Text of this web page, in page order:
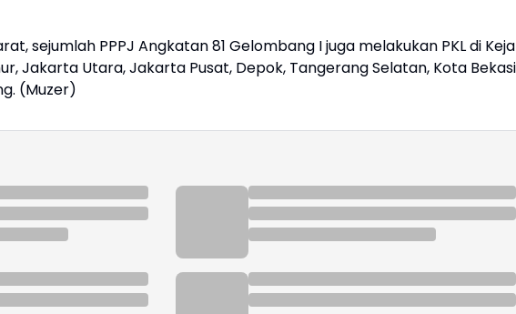
sejumlah PPPJ Angkatan 81 Gelombang I juga melakukan PKL di
Jakarta Utara, Jakarta Pusat, Depok, Tangerang Selatan, Kota
(Muzer)